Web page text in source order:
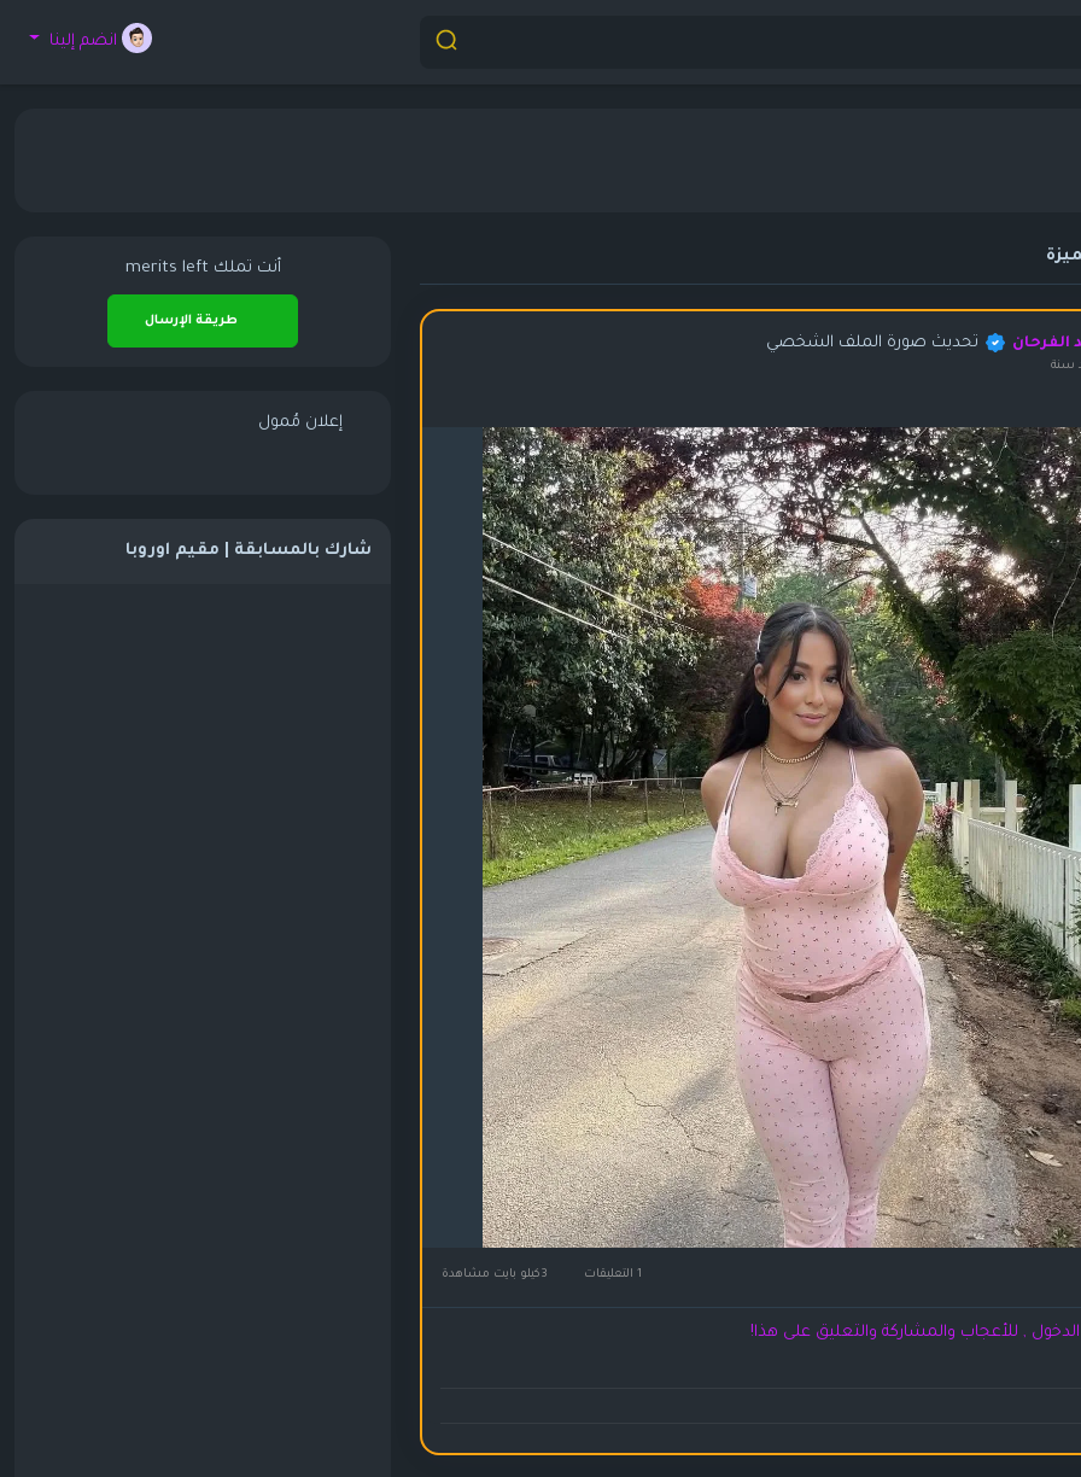
انضم إلينا
الفرحان تحديث صورة الملف الشخصي
سنة
, للأعجاب والمشاركة والتعليق على هذا!
أنت تملك merits left
طريقة الإرسال
إعلان مُمول
شارك بالمسابقة | مقيم اوروبا